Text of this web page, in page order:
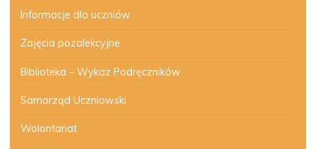
Informacje dla uczniów
Zajęcia pozalekcyjne
Biblioteka – Wykaz Podręczników
Samorząd Uczniowski
Wolontariat